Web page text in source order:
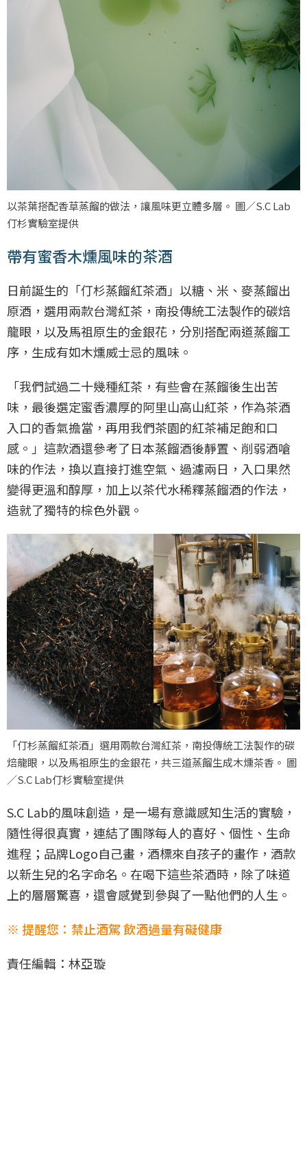
以茶葉搭配香草蒸餾的做法，讓風味更立體多層。 圖／S.C Lab
仃杉實驗室提供
帶有蜜香木燻風味的茶酒
日前誕生的「仃杉蒸餾紅茶酒」以糖、米、麥蒸餾出
原酒，選用兩款台灣紅茶，南投傳統工法製作的碳焙
龍眼，以及馬祖原生的金銀花，分別搭配兩道蒸餾工
序，生成有如木燻威士忌的風味。
「我們試過二十幾種紅茶，有些會在蒸餾後生出苦
味，最後選定蜜香濃厚的阿里山高山紅茶，作為茶酒
入口的香氣擔當，再用我們茶園的紅茶補足飽和口
感。」這款酒還參考了日本蒸餾酒後靜置、削弱酒嗆
味的作法，換以直接打進空氣、過濾兩日，入口果然
變得更溫和醇厚，加上以茶代水稀釋蒸餾酒的作法，
造就了獨特的棕色外觀。
「仃杉蒸餾紅茶酒」選用兩款台灣紅茶，南投傳統工法製作的碳
焙龍眼，以及馬祖原生的金銀花，共三道蒸餾生成木燻茶香。 圖
／S.C Lab仃杉實驗室提供
S.C Lab的風味創造，是一場有意識感知生活的實驗，
隨性得很真實，連結了團隊每人的喜好、個性、生命
進程；品牌Logo自己畫，酒標來自孩子的畫作，酒款
以新生兒的名字命名。在喝下這些茶酒時，除了味道
上的層層驚喜，還會感覺到參與了一點他們的人生。
※ 提醒您：禁止酒駕 飲酒過量有礙健康
責任編輯：林亞璇